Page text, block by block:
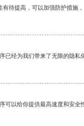
待提高，可以加强防护措施，
已经为我们带来了无限的隐私
可以给你提供最高速度和安全